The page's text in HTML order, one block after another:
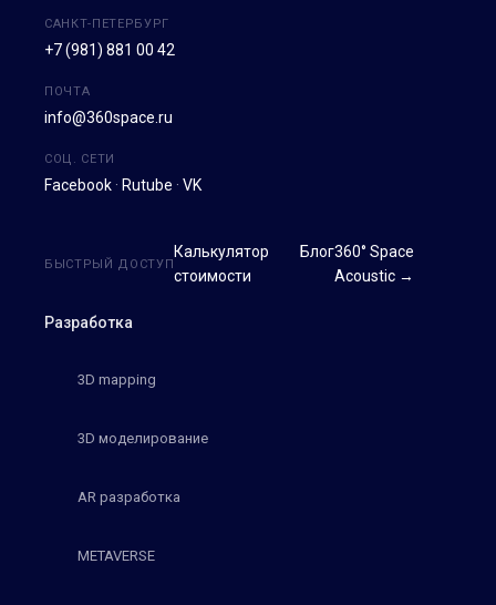
САНКТ-ПЕТЕРБУРГ
+7 (981) 881 00 42
ПОЧТА
info@360space.ru
СОЦ. СЕТИ
Facebook · Rutube · VK
Разработка
3D mapping
3D моделирование
AR разработка
METAVERSE
БЫСТРЫЙ ДОСТУП
Калькулятор
стоимости
Блог360° Space
Acoustic →